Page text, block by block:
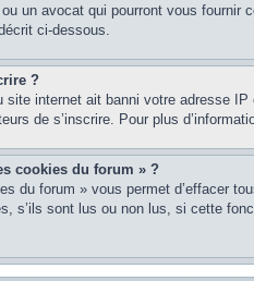
un avocat qui pourront vous fournir
ci-dessous.
?
site internet ait banni votre adresse
de s’inscrire. Pour plus
cookies du forum » ?
du forum » vous permet d’effacer
s’ils sont lus ou non lus, si cette